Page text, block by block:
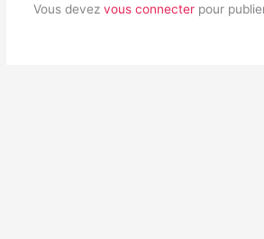
Vous devez vous connecterpour